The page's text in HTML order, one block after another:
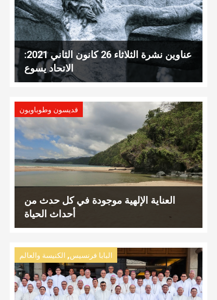
عناوين نشرة الثلاثاء 26 كانون الثاني 2021:
الاتحاد يسوع
قديسون وطوباويون
العناية الإلهية موجودة في كل حدث من
أحداث الحياة
البابا فرنسيس, الكنيسة والعالم